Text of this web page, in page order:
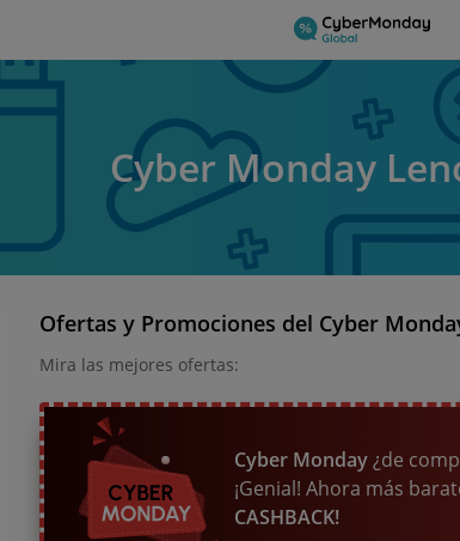
Cyber Monday
Ofertas y Promociones del Cyber
Mira las mejores ofertas:
Cyber Monday¿de
¡Genial! Ahora más
CASHBACK!